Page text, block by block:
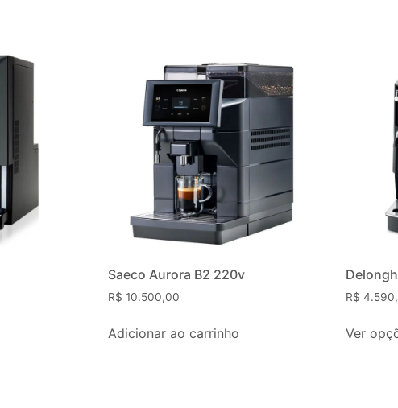
Saeco Aurora B2 220v
R$ 10.500,00
Adicionar ao carrinho
R$
Ver